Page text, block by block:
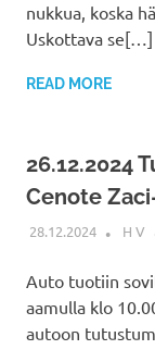
nukkua, koska
Uskottava se[…]
READ MORE
26.12.2024
Cenote
28.12.2024 H V
Auto tuotiin
aamulla klo
autoon